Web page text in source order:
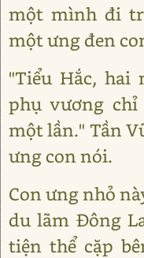
một mình đi
một ưng đen
"Tiểu Hắc, hai
phụ vương
một lần." Tần
ưng con nói.
Con ưng nhỏ
du lãm Đông
tiện thể cặp